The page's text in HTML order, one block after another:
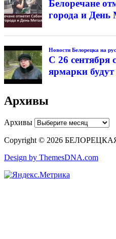
Белоречане
города и День
Новости Белорецка на
С 26 сентября
ярмарки
Архивы
Архивы
Copyright © 2026
Design by ThemesDNA.com